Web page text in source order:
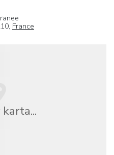
France